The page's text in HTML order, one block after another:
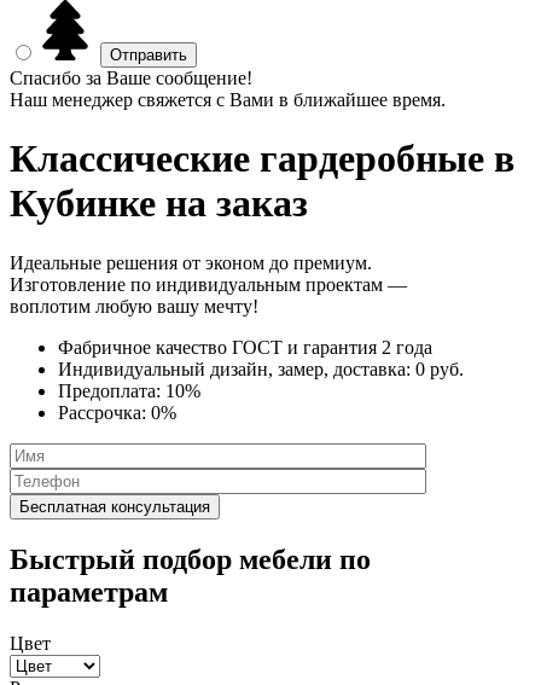
Спасибо за Ваше сообщение!
Наш менеджер свяжется с Вами в ближайшее время.
Классические гардеробные в
Кубинке на заказ
Идеальные решения от эконом до премиум.
Изготовление по индивидуальным проектам —
воплотим любую вашу мечту!
Фабричное качество ГОСТ и гарантия 2 года
Индивидуальный дизайн, замер, доставка: 0 руб.
Предоплата: 10%
Рассрочка: 0%
Быстрый подбор мебели по
параметрам
Цвет